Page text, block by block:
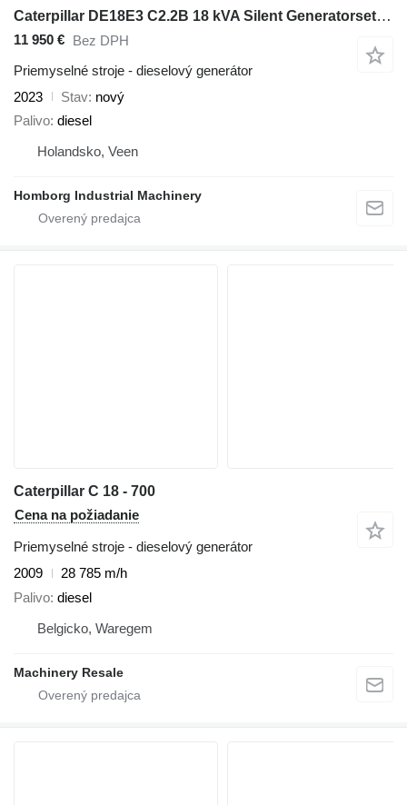
Caterpillar DE18E3 C2.2B 18 kVA Silent Generatorset CAT New !
11 950 € Bez DPH
Priemyselné stroje - dieselový generátor
2023
Stav nový
Palivo diesel
Holandsko, Veen
Homborg Industrial Machinery
Caterpillar C 18 - 700
Cena na požiadanie
Priemyselné stroje - dieselový generátor
2009
28 785 m/h
Palivo diesel
Belgicko, Waregem
Machinery Resale